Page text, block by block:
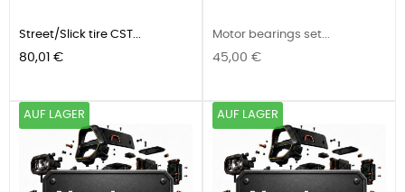
Street/Slick tire CST...
Preis
80,01 €
Motor bearings set...
Preis
45,00 €
AUF LAGER AUF LAGER